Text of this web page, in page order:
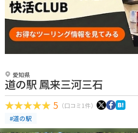
愛知県
道の駅 鳳来三河三石
5 （口コミ1件）
#道の駅